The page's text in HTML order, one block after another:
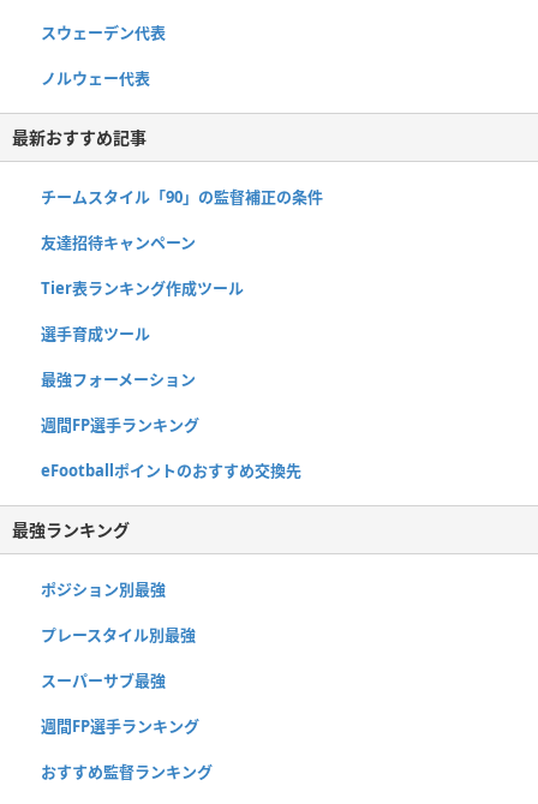
スウェーデン代表
ノルウェー代表
最新おすすめ記事
チームスタイル「90」の監督補正の条件
友達招待キャンペーン
Tier表ランキング作成ツール
選手育成ツール
最強フォーメーション
週間FP選手ランキング
eFootballポイントのおすすめ交換先
最強ランキング
ポジション別最強
プレースタイル別最強
スーパーサブ最強
週間FP選手ランキング
おすすめ監督ランキング